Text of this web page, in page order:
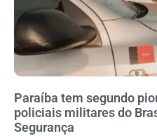
Paraíba tem segundo
policiais militares do
Segurança